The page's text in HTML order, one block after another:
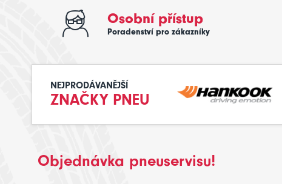
Osobní přístup
Poradenství pro zákazníky
NEJPRODÁVANĚJŠÍ
ZNAČKY PNEU
Objednávka pneuservisu!